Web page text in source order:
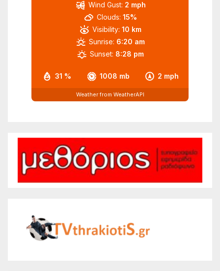
31 % 1008 mb 2 mph
Wind Gust: 2 mph
Clouds: 15%
Visibility: 10 km
Sunrise: 6:20 am
Sunset: 8:28 pm
Weather from WeatherAPI